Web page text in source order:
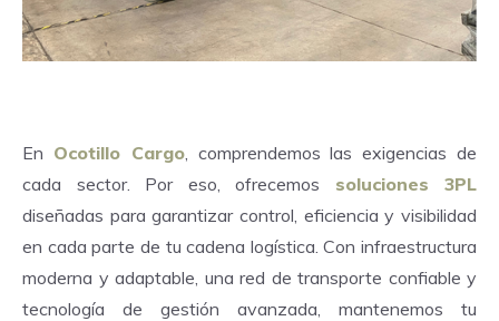
En Ocotillo Cargo, comprendemos las exigencias de
cada sector. Por eso, ofrecemos soluciones 3PL
diseñadas para garantizar control, eficiencia y visibilidad
en cada parte de tu cadena logística. Con infraestructura
moderna y adaptable, una red de transporte confiable y
tecnología de gestión avanzada, mantenemos tu